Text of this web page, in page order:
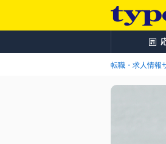
転職・求人情報